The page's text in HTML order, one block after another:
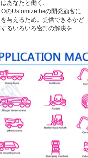
あなたと働く。
のUstomizetheの開発顧客に
与えるため。提供できるかど
るいろいろ密封の解決を